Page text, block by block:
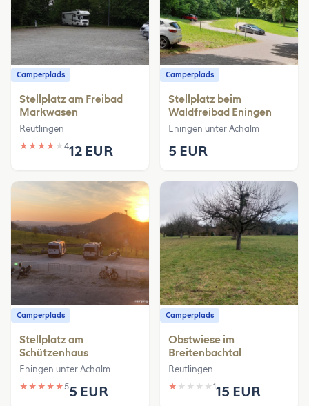
Camperplads
Stellplatz am Freibad
Markwasen
Reutlingen
★ ★ ★ ★ ★ 412 EUR
Camperplads
Stellplatz beim
Waldfreibad Eningen
Eningen unter Achalm
5 EUR
Camperplads
Stellplatz am
Schützenhaus
Eningen unter Achalm
★ ★ ★ ★ ★55 EUR
Camperplads
Obstwiese im
Breitenbachtal
Reutlingen
★ ★ ★ ★ ★ 115 EUR